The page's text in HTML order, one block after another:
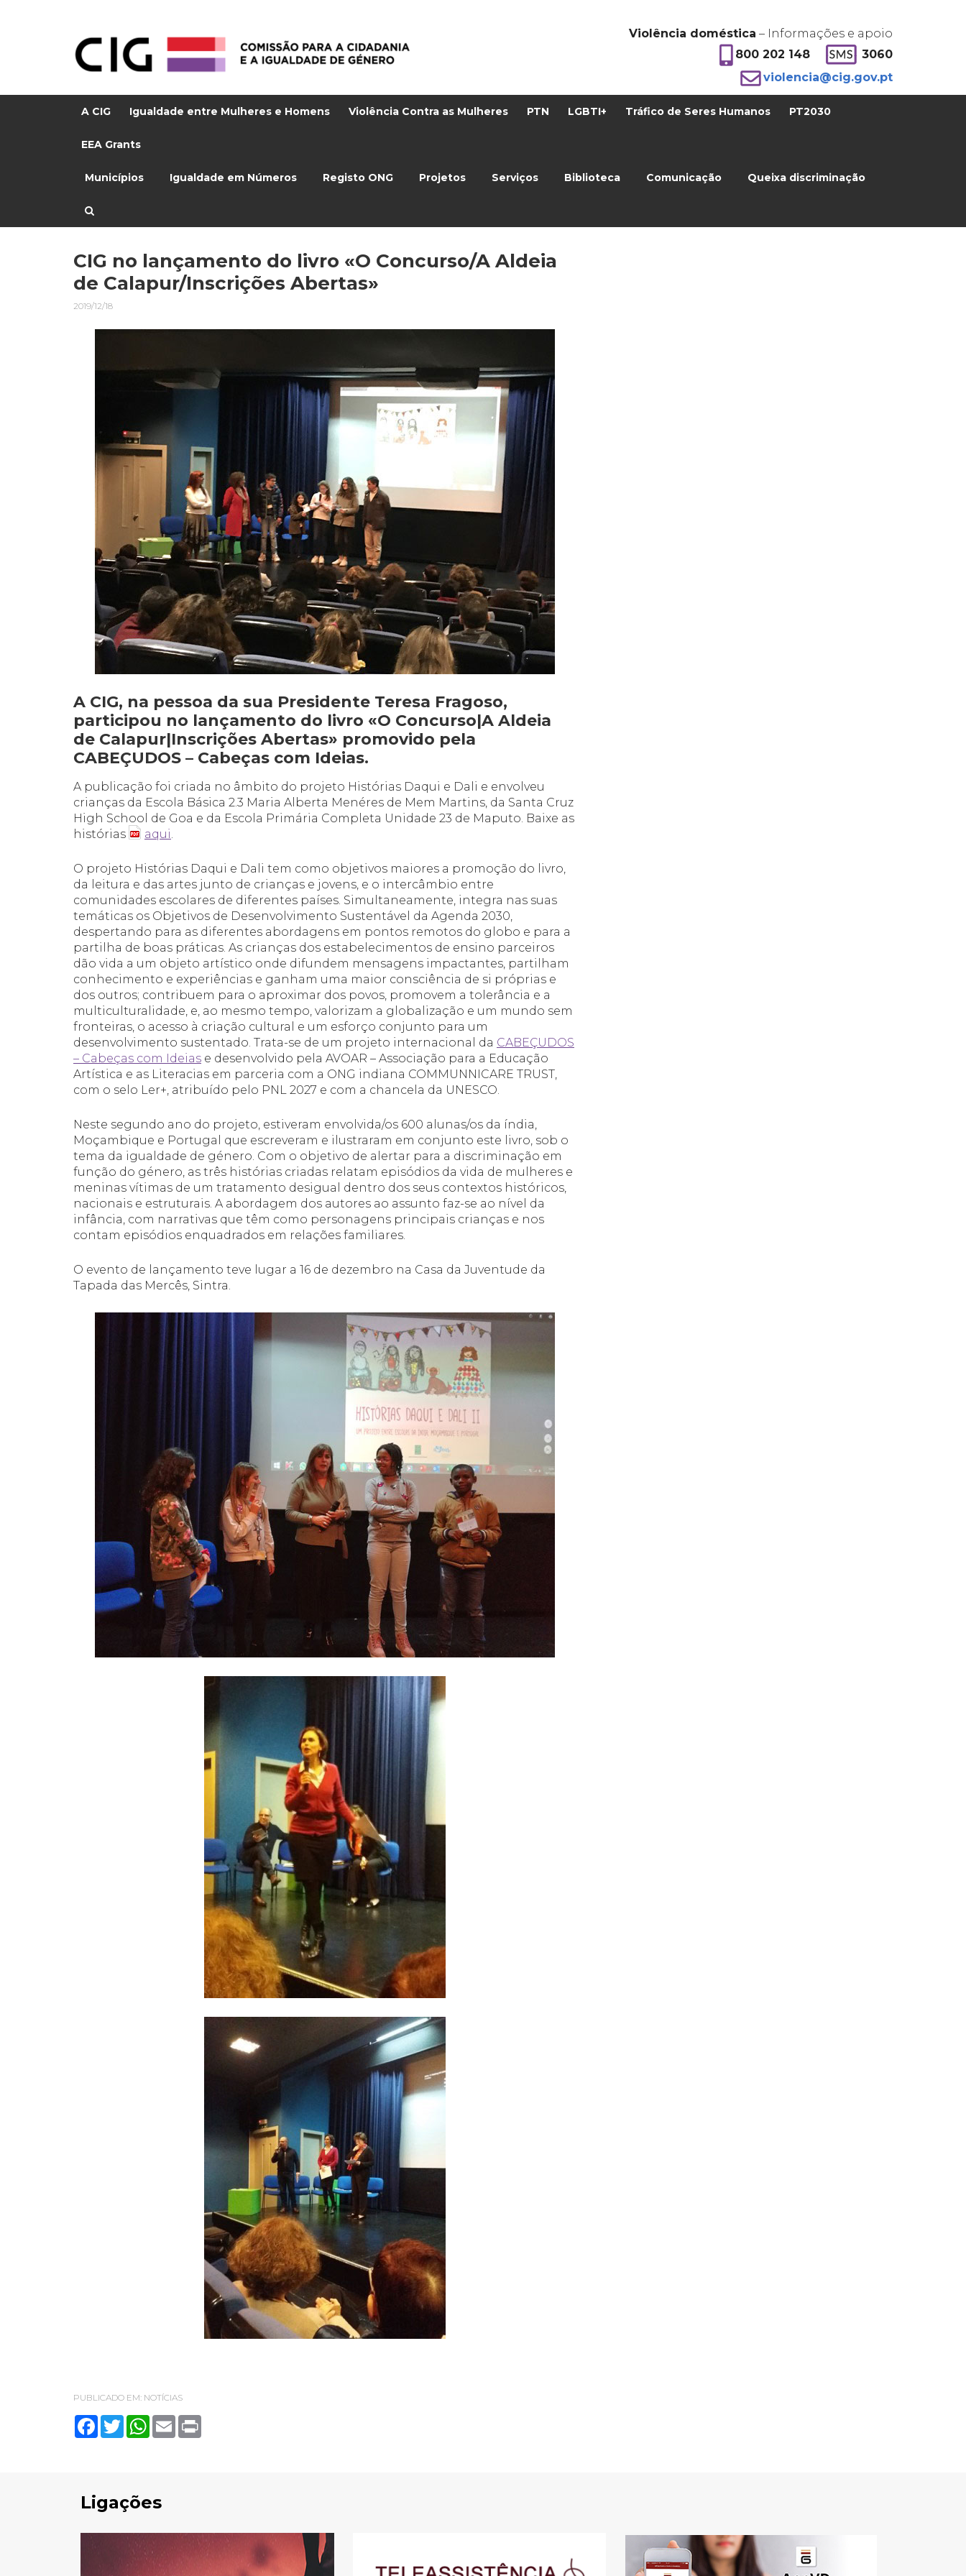
Violência doméstica – Informações e apoio
800 202 148
3060
violencia@cig.gov.pt
A CIG Igualdade entre Mulheres e Homens Violência Contra as Mulheres PTN LGBTI+ Tráfico de Seres Humanos PT2030
EEA Grants
Municípios Igualdade em Números Registo ONG Projetos Serviços Biblioteca Comunicação Queixa discriminação
CIG no lançamento do livro «O Concurso/A Aldeia
de Calapur/Inscrições Abertas»
2019/12/18
A CIG, na pessoa da sua Presidente Teresa Fragoso,
participou no lançamento do livro «O Concurso|A Aldeia
de Calapur|Inscrições Abertas» promovido pela
CABEÇUDOS – Cabeças com Ideias.
A publicação foi criada no âmbito do projeto Histórias Daqui e Dali e envolveu
crianças da Escola Básica 2.3 Maria Alberta Menéres de Mem Martins, da Santa Cruz
High School de Goa e da Escola Primária Completa Unidade 23 de Maputo. Baixe as
histórias
aqui.
O projeto Histórias Daqui e Dali tem como objetivos maiores a promoção do livro,
da leitura e das artes junto de crianças e jovens, e o intercâmbio entre
comunidades escolares de diferentes países. Simultaneamente, integra nas suas
temáticas os Objetivos de Desenvolvimento Sustentável da Agenda 2030,
despertando para as diferentes abordagens em pontos remotos do globo e para a
partilha de boas práticas. As crianças dos estabelecimentos de ensino parceiros
dão vida a um objeto artístico onde difundem mensagens impactantes, partilham
conhecimento e experiências e ganham uma maior consciência de si próprias e
dos outros; contribuem para o aproximar dos povos, promovem a tolerância e a
multiculturalidade, e, ao mesmo tempo, valorizam a globalização e um mundo sem
fronteiras, o acesso à criação cultural e um esforço conjunto para um
desenvolvimento sustentado. Trata-se de um projeto internacional da CABEÇUDOS
– Cabeças com Ideias e desenvolvido pela AVOAR – Associação para a Educação
Artística e as Literacias em parceria com a ONG indiana COMMUNNICARE TRUST,
com o selo Ler+, atribuído pelo PNL 2027 e com a chancela da UNESCO.
Neste segundo ano do projeto, estiveram envolvida/os 600 alunas/os da índia,
Moçambique e Portugal que escreveram e ilustraram em conjunto este livro, sob o
tema da igualdade de género. Com o objetivo de alertar para a discriminação em
função do género, as três histórias criadas relatam episódios da vida de mulheres e
meninas vítimas de um tratamento desigual dentro dos seus contextos históricos,
nacionais e estruturais. A abordagem dos autores ao assunto faz-se ao nível da
infância, com narrativas que têm como personagens principais crianças e nos
contam episódios enquadrados em relações familiares.
O evento de lançamento teve lugar a 16 de dezembro na Casa da Juventude da
Tapada das Mercês, Sintra.
PUBLICADO EM: NOTÍCIAS
Facebook
TwitterWhatsApp
Email
Ligações
site: